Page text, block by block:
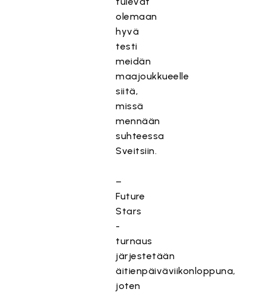
olemaan
hyvä
testi
meidän
maajoukkueelle
siitä,
missä
mennään
suhteessa
Sveitsiin.
–
Future
Stars
-
turnaus
järjestetään
äitienpäiväviikonloppuna,
joten